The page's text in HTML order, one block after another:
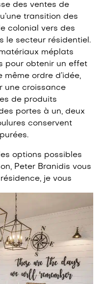
des ventes de
transition des
colonial vers des
le secteur résidentiel.
méplats
pour obtenir un effet
ordre d’idée,
une croissance
de produits
portes à un, deux
conservent
options possibles
Peter Branidis vous
je vous